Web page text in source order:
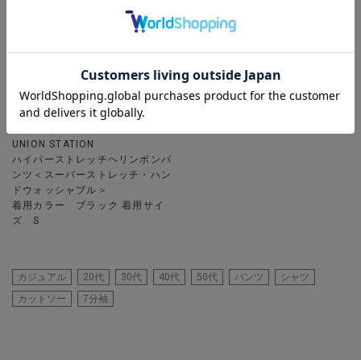
UNION STATION
ハイパーストレッチヘリンボンパ
ンツ＜スーパーストレッチ・ハン
ドウォッシャブル＞
着用カラー ブラック 着用サイ
ズ S
カジュアル 20代 30代 40代 50代 パンツ
シャツ
カットソー
7分袖